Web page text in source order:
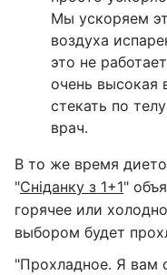
Мы ускоряем
воздуха
это не
очень высокая
стекать по
врач.
В то же время
"Сніданку з 1+1"
горячее или
выбором будет
"Прохладное. Я вам